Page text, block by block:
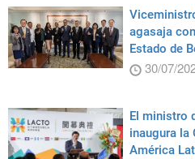
agasaja
Estado de
30/07/
El ministro
inaugura la
América